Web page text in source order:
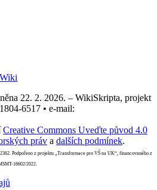
22. 2. 2026. – WikiSkripta, projekt
6517 • e-mail:
Creative Commons Uveďte původ 4.0
práv a dalších podmínek.
Podpořeno z projektu „Transformace pro VŠ na UK“, financovaného z
16602/2022.